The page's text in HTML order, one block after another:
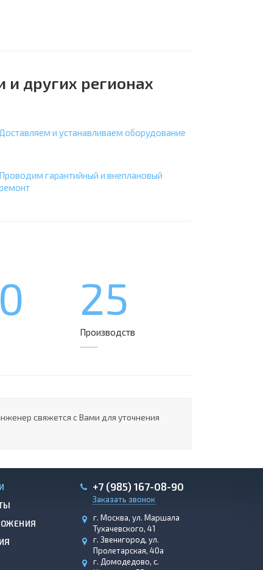
и других регионах
Доставляем и устанавливаем оборудование
Проводим гарантийный и внеплановый
25
Производств
свяжется с Вами для уточнения
+7 (985) 167-08-90
Заказать звонок
г. Москва, ул. Маршала
Тухачевского, 41
г. Звенигород, ул.
Пролетарская, 40а
г. Домодедово, с.